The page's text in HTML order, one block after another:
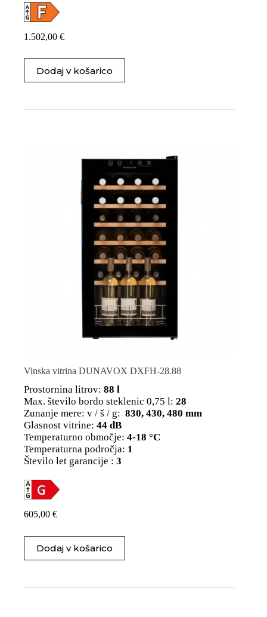
1.502,00 €
Dodaj v košarico
Vinska vitrina DUNAVOX DXFH-28.88
Prostornina litrov: 88 l
Max. število bordo steklenic 0,75 l: 28
Zunanje mere: v / š / g: 830, 430, 480 mm
Glasnost vitrine: 44 dB
Temperaturno območje: 4-18 °C
Temperaturna področja: 1
Število let garancije : 3
605,00 €
Dodaj v košarico